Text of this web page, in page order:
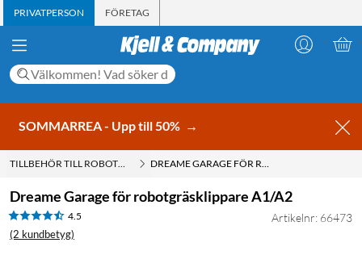
PRIVATPERSON FÖRETAG
SOMMARREA - Upp till 50% →
TILLBEHÖR TILL ROBOTGRÄSKLIPPARE DREAME GARAGE FÖR ROBOTGRÄSKLIPPARE A1/A2
Dreame Garage för robotgräsklippare A1/A2
4.5
(2 kundbetyg)
Artikelnr: 66473